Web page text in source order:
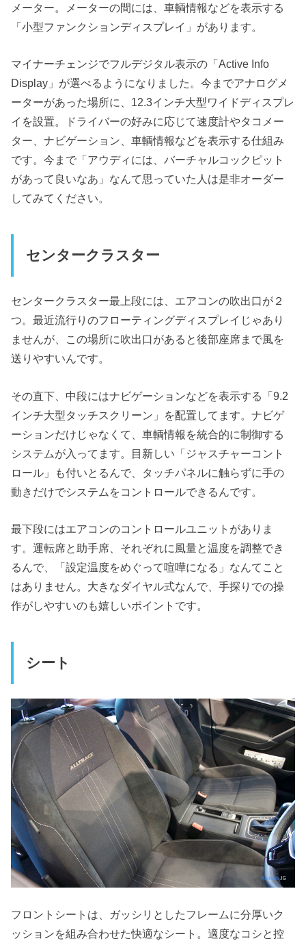
メーター。メーターの間には、車輌情報などを表示する
「小型ファンクションディスプレイ」があります。
マイナーチェンジでフルデジタル表示の「Active Info
Display」が選べるようになりました。今までアナログメ
ーターがあった場所に、12.3インチ大型ワイドディスプレ
イを設置。ドライバーの好みに応じて速度計やタコメー
ター、ナビゲーション、車輌情報などを表示する仕組み
です。今まで「アウディには、バーチャルコックピット
があって良いなあ」なんて思っていた人は是非オーダー
してみてください。
センタークラスター
センタークラスター最上段には、エアコンの吹出口が２
つ。最近流行りのフローティングディスプレイじゃあり
ませんが、この場所に吹出口があると後部座席まで風を
送りやすいんです。
その直下、中段にはナビゲーションなどを表示する「9.2
インチ大型タッチスクリーン」を配置してます。ナビゲ
ーションだけじゃなくて、車輌情報を統合的に制御する
システムが入ってます。目新しい「ジャスチャーコント
ロール」も付いとるんで、タッチパネルに触らずに手の
動きだけでシステムをコントロールできるんです。
最下段にはエアコンのコントロールユニットがありま
す。運転席と助手席、それぞれに風量と温度を調整でき
るんで、「設定温度をめぐって喧嘩になる」なんてこと
はありません。大きなダイヤル式なんで、手探りでの操
作がしやすいのも嬉しいポイントです。
シート
フロントシートは、ガッシリとしたフレームに分厚いク
ッションを組み合わせた快適なシート。適度なコシと控